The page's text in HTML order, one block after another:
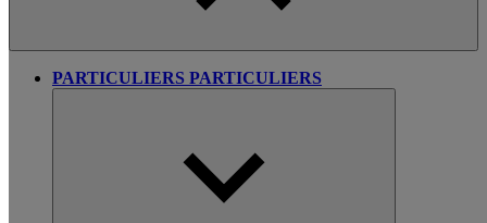
PARTICULIERS PARTICULIERS